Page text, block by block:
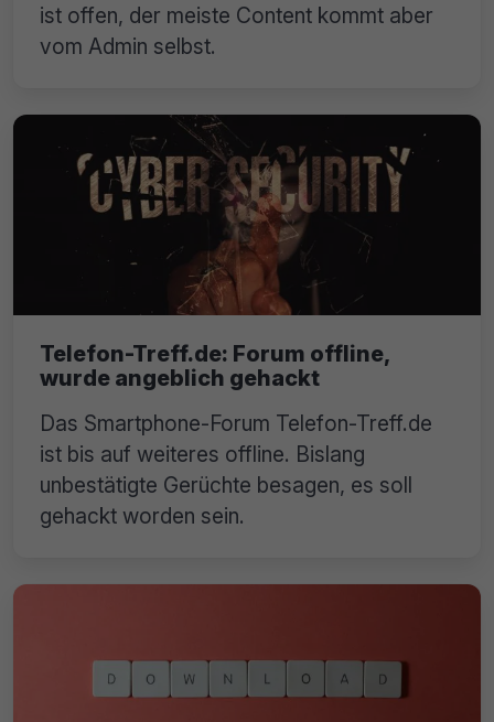
ist offen, der meiste Content kommt aber
vom Admin selbst.
Telefon-Treff.de: Forum offline,
wurde angeblich gehackt
Das Smartphone-Forum Telefon-Treff.de
ist bis auf weiteres offline. Bislang
unbestätigte Gerüchte besagen, es soll
gehackt worden sein.